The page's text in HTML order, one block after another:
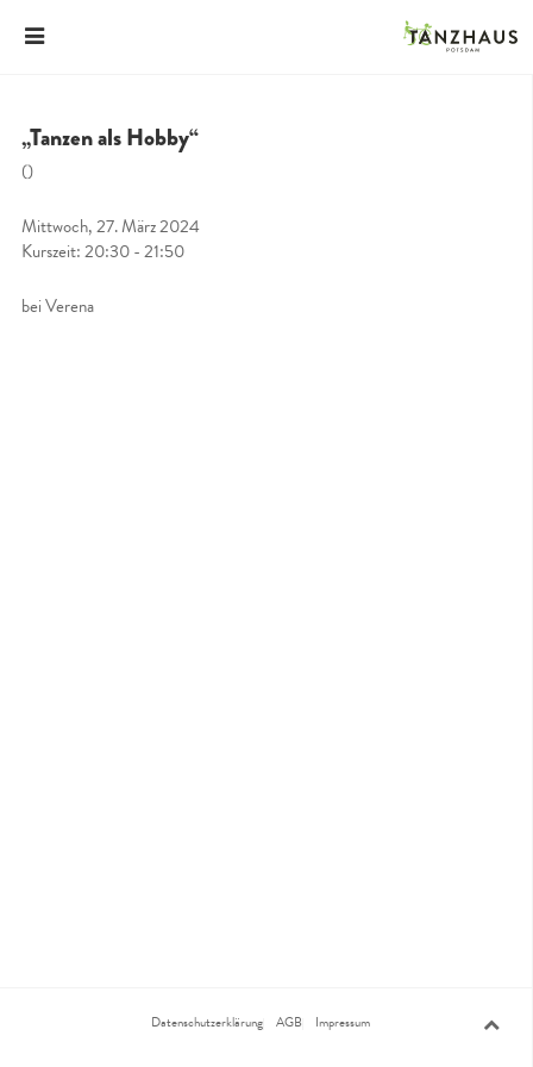
„Tanzen als Hobby“
()
Mittwoch, 27. März 2024
Kurszeit: 20:30 - 21:50
bei Verena
Datenschutzerklärung AGB Impressum